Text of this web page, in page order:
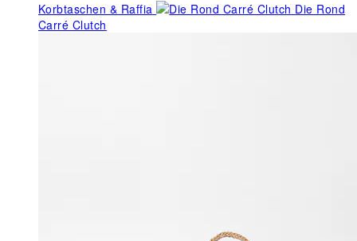
Korbtaschen & Raffia
Die Rond
Carré Clutch